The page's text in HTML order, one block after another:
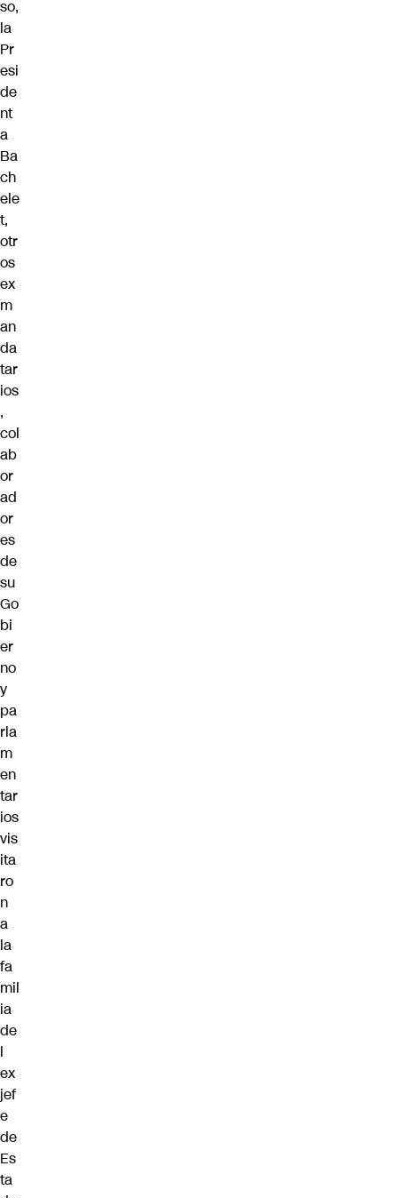
so,
la
Pr
esi
de
nt
a
Ba
ch
ele
t,
otr
os
ex
m
an
da
tar
ios
,
col
ab
or
ad
or
es
de
su
Go
bi
er
no
y
pa
rla
m
en
tar
ios
vis
ita
ro
n
a
la
fa
mil
ia
de
l
ex
jef
e
de
Es
ta